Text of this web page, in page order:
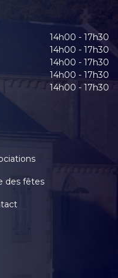
14h00 - 17h30
14h00 - 17h30
14h00 - 17h30
14h00 - 17h30
14h00 - 17h30
des fêtes